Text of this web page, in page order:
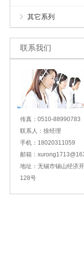
其它系列
联系我们
传真：0510-88990783
联系人：徐经理
手机：18020311059
邮箱：
地址：无锡市锡山经济
128号